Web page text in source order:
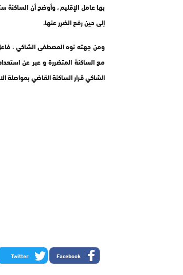
بها عامل الإقليم ، وأوضح أن
إلى حين رفع الضرر عنها.
ومن جهته نوه المصطفى الشاكي ،
مع الساكنة المتضررة و عبر عن
الشاكي قرار الساكنة القاضي بمواصلة
Facebook
Twitter